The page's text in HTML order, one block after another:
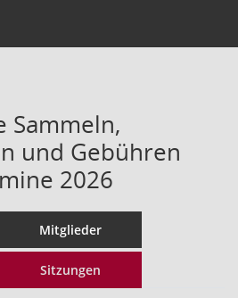
Sammeln,
und Gebühren
2026
Mitglieder
Sitzungen